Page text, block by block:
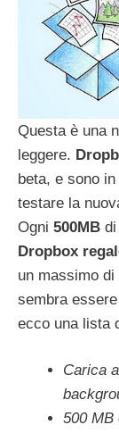
Questa è una
leggere.
beta, e sono
testare la
Ogni 500MB
Dropbox
un massimo di
sembra
ecco una lista
Carica
500 MB